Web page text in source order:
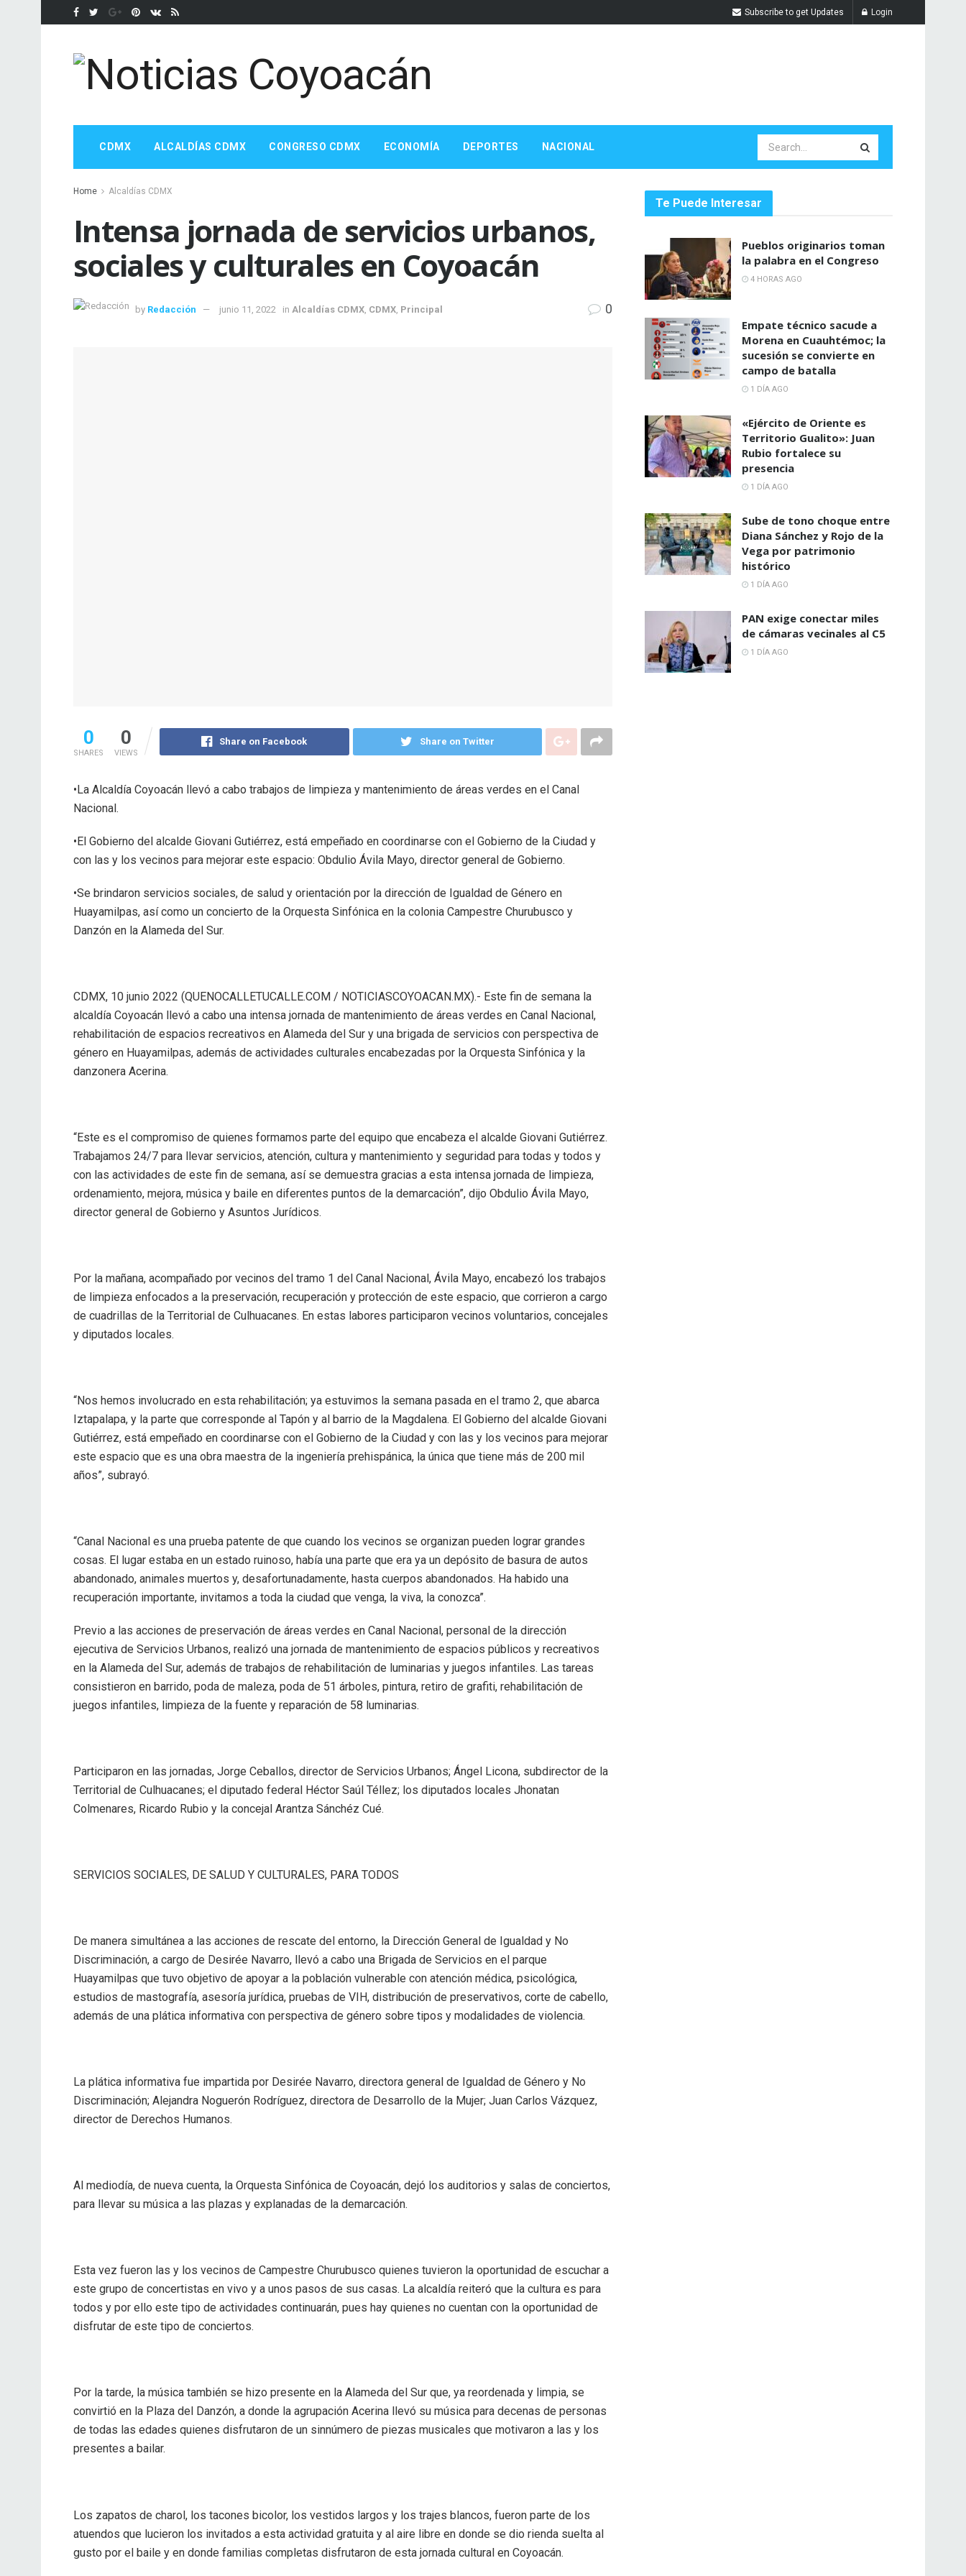
Subscribe to get Updates Login
CDMX ALCALDÍAS CDMX CONGRESO CDMX ECONOMÍA DEPORTES NACIONAL
Home Alcaldías CDMX
Intensa jornada de servicios urbanos,
sociales y culturales en Coyoacán
by Redacción junio 11, 2022 in Alcaldías CDMX CDMX Principal 0
0
SHARES
0
VIEWS
Share on Facebook Share on Twitter
•La Alcaldía Coyoacán llevó a cabo trabajos de limpieza y mantenimiento de áreas verdes en el Canal
Nacional.
•El Gobierno del alcalde Giovani Gutiérrez, está empeñado en coordinarse con el Gobierno de la Ciudad y
con las y los vecinos para mejorar este espacio: Obdulio Ávila Mayo, director general de Gobierno.
•Se brindaron servicios sociales, de salud y orientación por la dirección de Igualdad de Género en
Huayamilpas, así como un concierto de la Orquesta Sinfónica en la colonia Campestre Churubusco y
Danzón en la Alameda del Sur.
CDMX, 10 junio 2022 (QUENOCALLETUCALLE.COM / NOTICIASCOYOACAN.MX).- Este fin de semana la
alcaldía Coyoacán llevó a cabo una intensa jornada de mantenimiento de áreas verdes en Canal Nacional,
rehabilitación de espacios recreativos en Alameda del Sur y una brigada de servicios con perspectiva de
género en Huayamilpas, además de actividades culturales encabezadas por la Orquesta Sinfónica y la
danzonera Acerina.
“Este es el compromiso de quienes formamos parte del equipo que encabeza el alcalde Giovani Gutiérrez.
Trabajamos 24/7 para llevar servicios, atención, cultura y mantenimiento y seguridad para todas y todos y
con las actividades de este fin de semana, así se demuestra gracias a esta intensa jornada de limpieza,
ordenamiento, mejora, música y baile en diferentes puntos de la demarcación”, dijo Obdulio Ávila Mayo,
director general de Gobierno y Asuntos Jurídicos.
Por la mañana, acompañado por vecinos del tramo 1 del Canal Nacional, Ávila Mayo, encabezó los trabajos
de limpieza enfocados a la preservación, recuperación y protección de este espacio, que corrieron a cargo
de cuadrillas de la Territorial de Culhuacanes. En estas labores participaron vecinos voluntarios, concejales
y diputados locales.
“Nos hemos involucrado en esta rehabilitación; ya estuvimos la semana pasada en el tramo 2, que abarca
Iztapalapa, y la parte que corresponde al Tapón y al barrio de la Magdalena. El Gobierno del alcalde Giovani
Gutiérrez, está empeñado en coordinarse con el Gobierno de la Ciudad y con las y los vecinos para mejorar
este espacio que es una obra maestra de la ingeniería prehispánica, la única que tiene más de 200 mil
años”, subrayó.
“Canal Nacional es una prueba patente de que cuando los vecinos se organizan pueden lograr grandes
cosas. El lugar estaba en un estado ruinoso, había una parte que era ya un depósito de basura de autos
abandonado, animales muertos y, desafortunadamente, hasta cuerpos abandonados. Ha habido una
recuperación importante, invitamos a toda la ciudad que venga, la viva, la conozca”.
Previo a las acciones de preservación de áreas verdes en Canal Nacional, personal de la dirección
ejecutiva de Servicios Urbanos, realizó una jornada de mantenimiento de espacios públicos y recreativos
en la Alameda del Sur, además de trabajos de rehabilitación de luminarias y juegos infantiles. Las tareas
consistieron en barrido, poda de maleza, poda de 51 árboles, pintura, retiro de grafiti, rehabilitación de
juegos infantiles, limpieza de la fuente y reparación de 58 luminarias.
Participaron en las jornadas, Jorge Ceballos, director de Servicios Urbanos; Ángel Licona, subdirector de la
Territorial de Culhuacanes; el diputado federal Héctor Saúl Téllez; los diputados locales Jhonatan
Colmenares, Ricardo Rubio y la concejal Arantza Sánchéz Cué.
SERVICIOS SOCIALES, DE SALUD Y CULTURALES, PARA TODOS
De manera simultánea a las acciones de rescate del entorno, la Dirección General de Igualdad y No
Discriminación, a cargo de Desirée Navarro, llevó a cabo una Brigada de Servicios en el parque
Huayamilpas que tuvo objetivo de apoyar a la población vulnerable con atención médica, psicológica,
estudios de mastografía, asesoría jurídica, pruebas de VIH, distribución de preservativos, corte de cabello,
además de una plática informativa con perspectiva de género sobre tipos y modalidades de violencia.
La plática informativa fue impartida por Desirée Navarro, directora general de Igualdad de Género y No
Discriminación; Alejandra Noguerón Rodríguez, directora de Desarrollo de la Mujer; Juan Carlos Vázquez,
director de Derechos Humanos.
Al mediodía, de nueva cuenta, la Orquesta Sinfónica de Coyoacán, dejó los auditorios y salas de conciertos,
para llevar su música a las plazas y explanadas de la demarcación.
Esta vez fueron las y los vecinos de Campestre Churubusco quienes tuvieron la oportunidad de escuchar a
este grupo de concertistas en vivo y a unos pasos de sus casas. La alcaldía reiteró que la cultura es para
todos y por ello este tipo de actividades continuarán, pues hay quienes no cuentan con la oportunidad de
disfrutar de este tipo de conciertos.
Por la tarde, la música también se hizo presente en la Alameda del Sur que, ya reordenada y limpia, se
convirtió en la Plaza del Danzón, a donde la agrupación Acerina llevó su música para decenas de personas
de todas las edades quienes disfrutaron de un sinnúmero de piezas musicales que motivaron a las y los
presentes a bailar.
Los zapatos de charol, los tacones bicolor, los vestidos largos y los trajes blancos, fueron parte de los
atuendos que lucieron los invitados a esta actividad gratuita y al aire libre en donde se dio rienda suelta al
gusto por el baile y en donde familias completas disfrutaron de esta jornada cultural en Coyoacán.
Te Puede Interesar
Pueblos originarios toman
la palabra en el Congreso
4 HORAS AGO
Empate técnico sacude a
Morena en Cuauhtémoc; la
sucesión se convierte en
campo de batalla
1 DÍA AGO
«Ejército de Oriente es
Territorio Gualito»: Juan
Rubio fortalece su
presencia
1 DÍA AGO
Sube de tono choque entre
Diana Sánchez y Rojo de la
Vega por patrimonio
histórico
1 DÍA AGO
PAN exige conectar miles
de cámaras vecinales al C5
1 DÍA AGO